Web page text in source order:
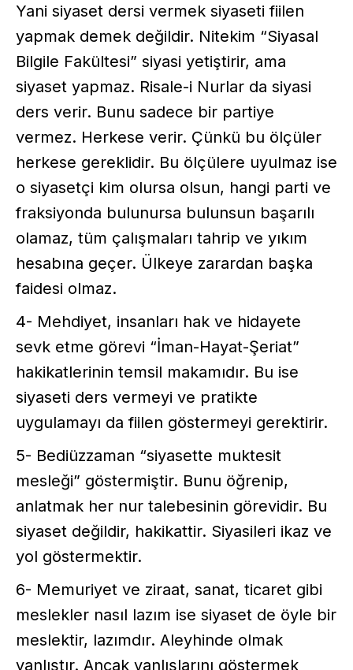
Yani siyaset dersi vermek siyaseti fiilen
yapmak demek değildir. Nitekim “Siyasal
Bilgile Fakültesi” siyasi yetiştirir, ama
siyaset yapmaz. Risale-i Nurlar da siyasi
ders verir. Bunu sadece bir partiye
vermez. Herkese verir. Çünkü bu ölçüler
herkese gereklidir. Bu ölçülere uyulmaz ise
o siyasetçi kim olursa olsun, hangi parti ve
fraksiyonda bulunursa bulunsun başarılı
olamaz, tüm çalışmaları tahrip ve yıkım
hesabına geçer. Ülkeye zarardan başka
faidesi olmaz.
4- Mehdiyet, insanları hak ve hidayete
sevk etme görevi “İman-Hayat-Şeriat”
hakikatlerinin temsil makamıdır. Bu ise
siyaseti ders vermeyi ve pratikte
uygulamayı da fiilen göstermeyi gerektirir.
5- Bediüzzaman “siyasette muktesit
mesleği” göstermiştir. Bunu öğrenip,
anlatmak her nur talebesinin görevidir. Bu
siyaset değildir, hakikattir. Siyasileri ikaz ve
yol göstermektir.
6- Memuriyet ve ziraat, sanat, ticaret gibi
meslekler nasıl lazım ise siyaset de öyle bir
meslektir, lazımdır. Aleyhinde olmak
yanlıştır. Ancak yanlışlarını göstermek